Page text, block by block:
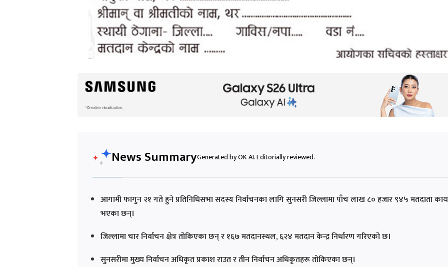
News SummaryGenerated by OK AI. Editorially reviewed.
आगामी फागुन २१ गते हुने प्रतिनिधिसभा सदस्य निर्वाचनका लागि सुनसरी जिल्लामा पाँच लाख ८० हजार ९४५ मतदाता
भएका छन्।
जिल्लामा चार निर्वाचन क्षेत्र तोकिएका छन् र १६७ मतदानस्थल, ६२४ मतदान केन्द्र निर्धारण गरिएको छ।
सुनसरीमा मुख्य निर्वाचन अधिकृत प्रकाश राउत र तीन निर्वाचन अधिकृतहरू तोकिएका छन्।